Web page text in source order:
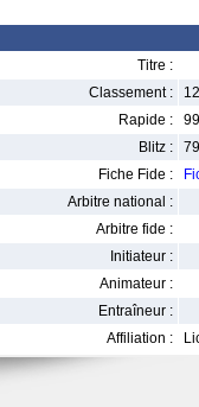
Titre :
Classement :
Rapide :
Blitz :
Fiche Fide :
Arbitre national :
Arbitre fide :
Initiateur :
Animateur :
Entraîneur :
Affiliation :